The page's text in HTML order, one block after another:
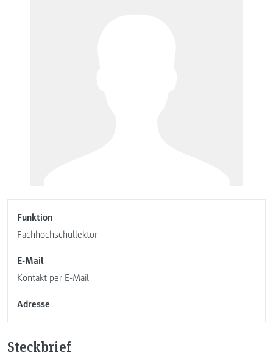
Funktion
Fachhochschullektor
E-Mail
Kontakt per E-Mail
Adresse
Steckbrief